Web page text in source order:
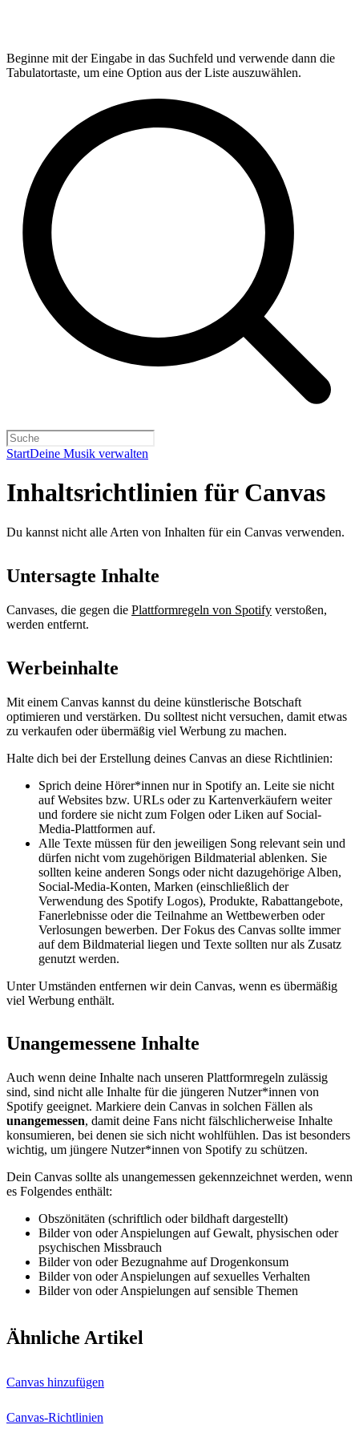
Beginne mit der Eingabe in das Suchfeld und verwende dann die
Tabulatortaste, um eine Option aus der Liste auszuwählen.
StartDeine Musik verwalten
Inhaltsrichtlinien für Canvas
Du kannst nicht alle Arten von Inhalten für ein Canvas verwenden.
Untersagte Inhalte
Canvases, die gegen die Plattformregeln von Spotify verstoßen,
werden entfernt.
Werbeinhalte
Mit einem Canvas kannst du deine künstlerische Botschaft
optimieren und verstärken. Du solltest nicht versuchen, damit etwas
zu verkaufen oder übermäßig viel Werbung zu machen.
Halte dich bei der Erstellung deines Canvas an diese Richtlinien:
Sprich deine Hörer*innen nur in Spotify an. Leite sie nicht
auf Websites bzw. URLs oder zu Kartenverkäufern weiter
und fordere sie nicht zum Folgen oder Liken auf Social-
Media-Plattformen auf.
Alle Texte müssen für den jeweiligen Song relevant sein und
dürfen nicht vom zugehörigen Bildmaterial ablenken. Sie
sollten keine anderen Songs oder nicht dazugehörige Alben,
Social-Media-Konten, Marken (einschließlich der
Verwendung des Spotify Logos), Produkte, Rabattangebote,
Fanerlebnisse oder die Teilnahme an Wettbewerben oder
Verlosungen bewerben. Der Fokus des Canvas sollte immer
auf dem Bildmaterial liegen und Texte sollten nur als Zusatz
genutzt werden.
Unter Umständen entfernen wir dein Canvas, wenn es übermäßig
viel Werbung enthält.
Unangemessene Inhalte
Auch wenn deine Inhalte nach unseren Plattformregeln zulässig
sind, sind nicht alle Inhalte für die jüngeren Nutzer*innen von
Spotify geeignet. Markiere dein Canvas in solchen Fällen als
unangemessen, damit deine Fans nicht fälschlicherweise Inhalte
konsumieren, bei denen sie sich nicht wohlfühlen. Das ist besonders
wichtig, um jüngere Nutzer*innen von Spotify zu schützen.
Dein Canvas sollte als unangemessen gekennzeichnet werden, wenn
es Folgendes enthält:
Obszönitäten (schriftlich oder bildhaft dargestellt)
Bilder von oder Anspielungen auf Gewalt, physischen oder
psychischen Missbrauch
Bilder von oder Bezugnahme auf Drogenkonsum
Bilder von oder Anspielungen auf sexuelles Verhalten
Bilder von oder Anspielungen auf sensible Themen
Ähnliche Artikel
Canvas hinzufügen
Canvas-Richtlinien